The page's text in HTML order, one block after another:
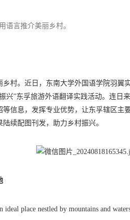
语言推介美丽乡村。
村。近日，东南大学外国语学院羽
兴”东孚旅游外语翻译实践活动。连日
信息，发挥专业优势，让东孚辖区主
续配图刊发，助力乡村振兴。
place nestled by mountains and